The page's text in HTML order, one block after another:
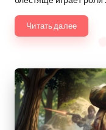
Читать далее